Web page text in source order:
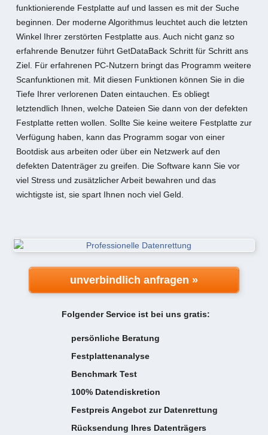
funktionierende Festplatte auf und lassen es mit der Suche
beginnen. Der moderne Algorithmus leuchtet auch die letzten
Winkel Ihrer zerstörten Festplatte aus. Auch nicht ganz so
erfahrende Benutzer führt GetDataBack Schritt für Schritt ans
Ziel. Für erfahrenen PC-Nutzern bringt das Programm weitere
Scanfunktionen mit. Mit diesen Funktionen können Sie in die
Tiefe Ihrer verlorenen Daten eintauchen. Es obliegt
letztendlich Ihnen, welche Dateien Sie dann von der defekten
Festplatte retten wollen. Sollte Sie keine weitere Festplatte zur
Verfügung haben, kann das Programm sogar von einer
Bootdisk aus arbeiten oder über ein Netzwerk auf den
defekten Datenträger zu greifen. Die Software kann Sie vor
viel Stress und zusätzlicher Arbeit bewahren und das
wichtigste ist, sie spart Ihnen noch viel Geld.
unverbindlich anfragen »
Folgender Service ist bei uns gratis:
persönliche Beratung
Festplattenanalyse
Benchmark Test
100% Datendiskretion
Festpreis Angebot zur Datenrettung
Rücksendung Ihres Datenträgers